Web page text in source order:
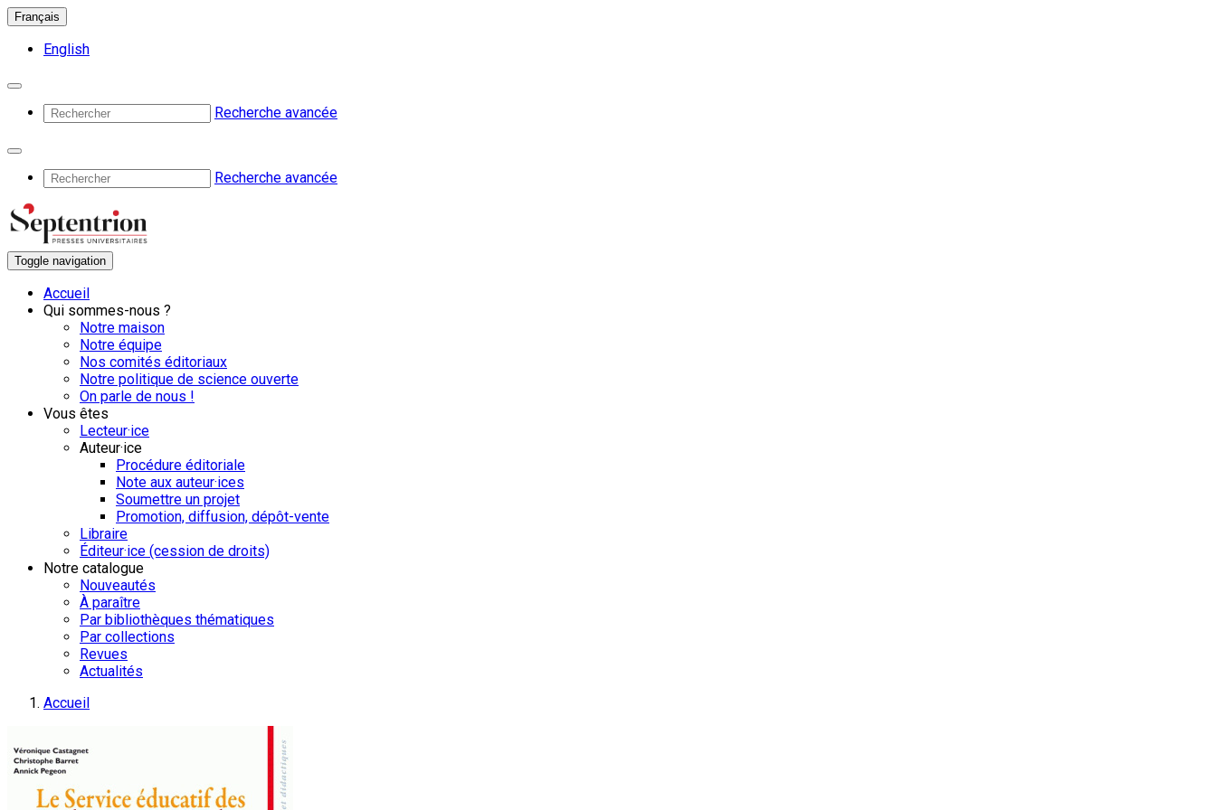
Français
English
Recherche avancée
Recherche avancée
Toggle navigation
Accueil
Qui sommes-nous ?
Notre maison
Notre équipe
Nos comités éditoriaux
Notre politique de science ouverte
On parle de nous !
Vous êtes
Lecteur·ice
Auteur·ice
Procédure éditoriale
Note aux auteur·ices
Soumettre un projet
Promotion, diffusion, dépôt-vente
Libraire
Éditeur·ice (cession de droits)
Notre catalogue
Nouveautés
À paraître
Par bibliothèques thématiques
Par collections
Revues
Actualités
Accueil